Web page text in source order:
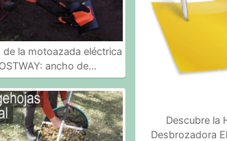
de la motoazada eléctrica
ancho de…
Descubre la
Desbrozadora